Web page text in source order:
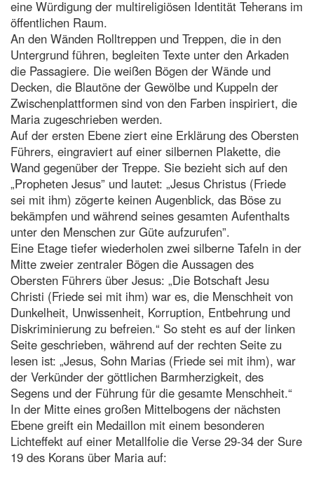
eine Würdigung der multireligiösen Identität Teherans im
öffentlichen Raum.
An den Wänden Rolltreppen und Treppen, die in den
Untergrund führen, begleiten Texte unter den Arkaden
die Passagiere. Die weißen Bögen der Wände und
Decken, die Blautöne der Gewölbe und Kuppeln der
Zwischenplattformen sind von den Farben inspiriert, die
Maria zugeschrieben werden.
Auf der ersten Ebene ziert eine Erklärung des Obersten
Führers, eingraviert auf einer silbernen Plakette, die
Wand gegenüber der Treppe. Sie bezieht sich auf den
„Propheten Jesus” und lautet: „Jesus Christus (Friede
sei mit ihm) zögerte keinen Augenblick, das Böse zu
bekämpfen und während seines gesamten Aufenthalts
unter den Menschen zur Güte aufzurufen”.
Eine Etage tiefer wiederholen zwei silberne Tafeln in der
Mitte zweier zentraler Bögen die Aussagen des
Obersten Führers über Jesus: „Die Botschaft Jesu
Christi (Friede sei mit ihm) war es, die Menschheit von
Dunkelheit, Unwissenheit, Korruption, Entbehrung und
Diskriminierung zu befreien.“ So steht es auf der linken
Seite geschrieben, während auf der rechten Seite zu
lesen ist: „Jesus, Sohn Marias (Friede sei mit ihm), war
der Verkünder der göttlichen Barmherzigkeit, des
Segens und der Führung für die gesamte Menschheit.“
In der Mitte eines großen Mittelbogens der nächsten
Ebene greift ein Medaillon mit einem besonderen
Lichteffekt auf einer Metallfolie die Verse 29-34 der Sure
19 des Korans über Maria auf: